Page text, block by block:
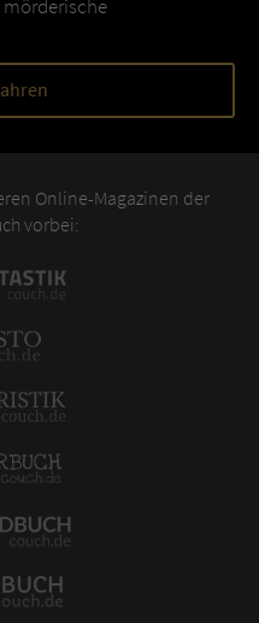
mörderische
Online-Magazinen der
vorbei: